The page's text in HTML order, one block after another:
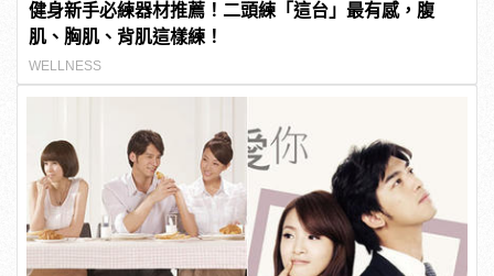
健身新手必練器材推薦！二頭練「這台」最有感，腹
肌、胸肌、背肌這樣練！
WELLNESS